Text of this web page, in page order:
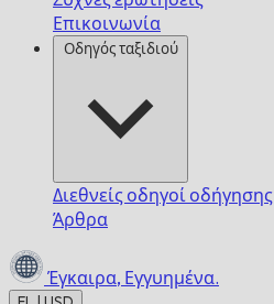
Επικοινωνία
Οδηγός ταξιδιού
Διεθνείς οδηγοί οδήγησης
Άρθρα
Έγκαιρα, Εγγυημένα.